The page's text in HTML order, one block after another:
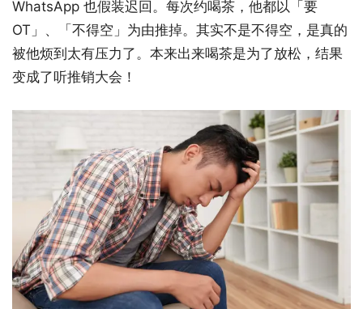
WhatsApp 也假装迟回。每次约喝茶，他都以「要
OT」、「不得空」为由推掉。其实不是不得空，是真的
被他烦到太有压力了。本来出来喝茶是为了放松，结果
变成了听推销大会！